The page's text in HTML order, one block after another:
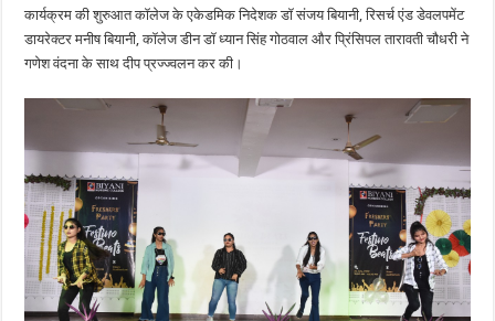
कार्यक्रम की शुरुआत कॉलेज के एकेडमिक निदेशक डॉ संजय बियानी, रिसर्च एंड डेवलपमेंट
डायरेक्टर मनीष बियानी, कॉलेज डीन डॉ ध्यान सिंह गोठवाल और प्रिंसिपल तारावती चौधरी ने
गणेश वंदना के साथ दीप प्रज्ज्वलन कर की।